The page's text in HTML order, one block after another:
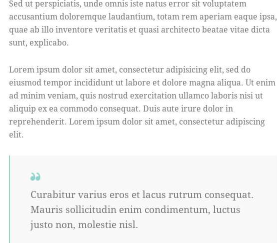
Sed ut perspiciatis, unde omnis iste natus error sit voluptatem
accusantium doloremque laudantium, totam rem aperiam eaque ipsa,
quae ab illo inventore veritatis et quasi architecto beatae vitae dicta
sunt, explicabo.
Lorem ipsum dolor sit amet, consectetur adipisicing elit, sed do
eiusmod tempor incididunt ut labore et dolore magna aliqua. Ut enim
ad minim veniam, quis nostrud exercitation ullamco laboris nisi ut
aliquip ex ea commodo consequat. Duis aute irure dolor in
reprehenderit. Lorem ipsum dolor sit amet, consectetur adipiscing
elit.
Curabitur varius eros et lacus rutrum consequat.
Mauris sollicitudin enim condimentum, luctus
justo non, molestie nisl.